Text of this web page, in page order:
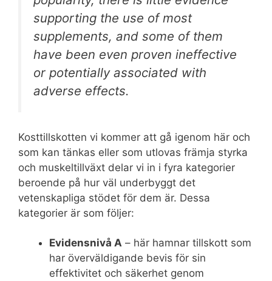
supporting the use of most
supplements, and some of them
have been even proven ineffective
or potentially associated with
adverse effects.
Kosttillskotten vi kommer att gå igenom här och
som kan tänkas eller som utlovas främja styrka
och muskeltillväxt delar vi in i fyra kategorier
beroende på hur väl underbyggt det
vetenskapliga stödet för dem är. Dessa
kategorier är som följer:
Evidensnivå A – här hamnar tillskott som
har överväldigande bevis för sin
effektivitet och säkerhet genom